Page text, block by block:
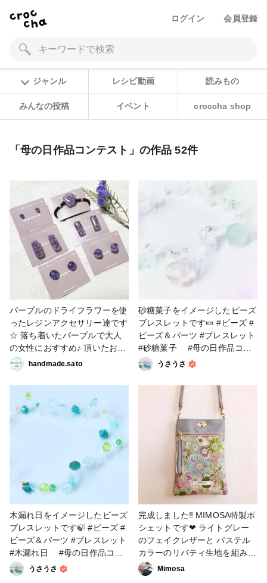
ログイン 会員登録
ジャンル レシピ動画 読みもの
みんなの投稿 イベント croccha shop
「母の日作品コンテスト」の作品 52件
パープルのドライフラワーを使
ったレジンアクセサリー達です
☆ 落ち着いたパープルで大人
の女性におすすめ♪ 頂いたお花
を自宅でドライフラワーにした
もを使っています♡ #母の日作
品コンテスト #アクセサリー部
#ピアス #イヤリング #ヘアア
クセサリー
handmade.sato
砂糖菓子をイメージしたビーズ
ブレスレットです🍬 #ビーズ #
ビーズ＆パーツ #ブレスレット
#砂糖菓子 #母の日作品コン
テストうさうさ
木漏れ日をイメージしたビーズ
ブレスレットです🍃 #ビーズ #
ビーズ＆パーツ #ブレスレット
#木漏れ日 #母の日作品コン
テストうさうさ
完成しました‼️ MIMOSA特製ポ
シェットです❤ ライトグレー
のフェイクレザーと パステル
カラーのリバティ生地を組み合
わせ 華やかで優しい母をイメ
ージしました♫ (そんな母にな
Mimosa